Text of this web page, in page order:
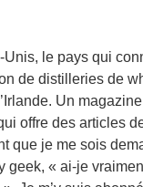
Unis, le pays qui
de distilleries de
Un
offre des articles
que je me sois
geek, « ai-je